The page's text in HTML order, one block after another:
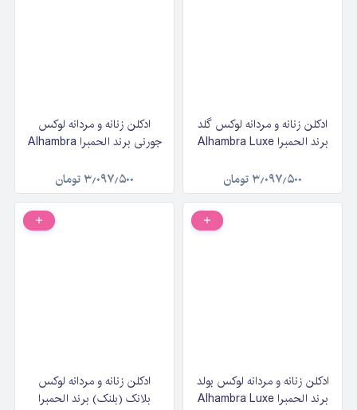
ادکلن زنانه و مردانه لوکس گلد
برند الحمبرا Alhambra Luxe
۳٫۰۹۷٫۵۰۰تومان
ادکلن زنانه و مردانه لوکس
جورنی برند الحمبرا Alhambra
میلی‌لیتر
۳٫۰۹۷٫۵۰۰تومان
ادکلن زنانه و مردانه لوکس بولد
برند الحمبرا Alhambra Luxe
ادکلن زنانه و مردانه لوکس
بلانک (بلنک) برند الحمبرا